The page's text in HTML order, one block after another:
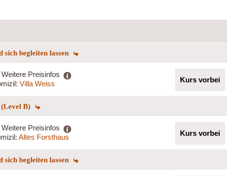
begleiten lassen
Preisinfos
Villa Weiss Kurs vorbei
B)
Preisinfos
Altes Forsthaus Kurs vorbei
begleiten lassen